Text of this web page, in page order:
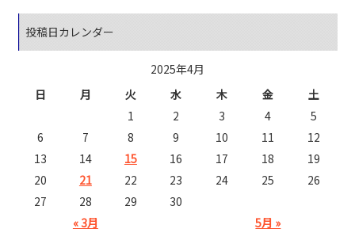
投稿日カレンダー
2025年4月
日
月 火 水 木 金 土
« 3月 5月 »
1 2 3 4
5
6
7 8 9 10 11
12
13
14 15 16 17 18
19
20
21 22 23 24 25
26
27
28 29 30